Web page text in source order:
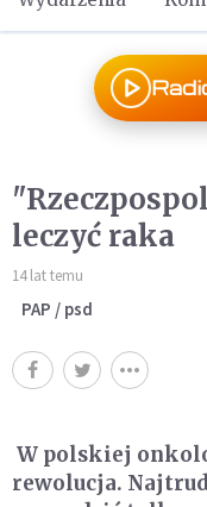
leczyć raka
14 lat temu
PAP / psd
W polskiej
rewolucja.